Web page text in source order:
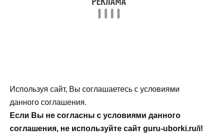
Используя сайт, Вы соглашаетесь с условиями
данного соглашения.
Если Вы не согласны с условиями данного
соглашения, не используйте сайт guru-uborki.ru/i!